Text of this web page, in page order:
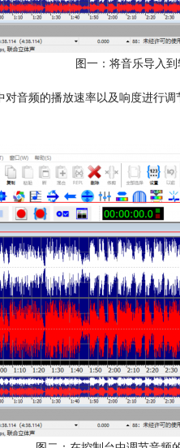
图一：将音乐导入到
音频的播放速率以及响度进行